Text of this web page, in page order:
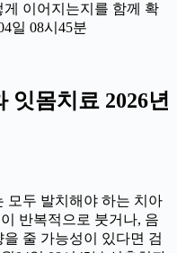
이어지는지를 함께 확
일 08시45분
잇몸치료 2026년
모두 발치해야 하는 치아
반복적으로 붓거나, 음
줄 가능성이 있다면 검